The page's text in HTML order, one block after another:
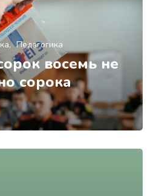
Педагогика
восемь не
сорока